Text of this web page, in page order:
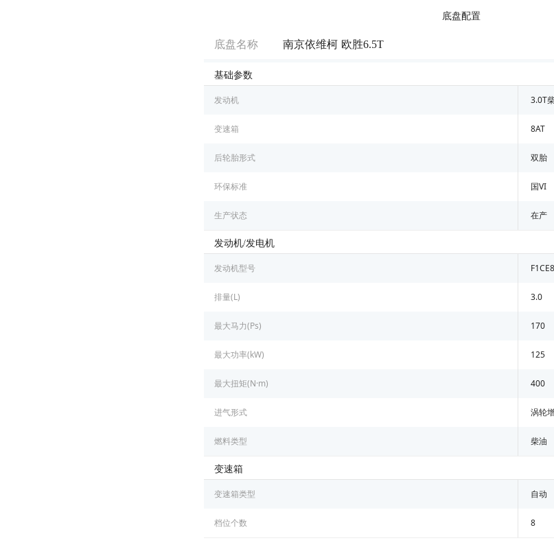
底盘配置
底盘名称 南京依维柯 欧胜6.5T
基础参数
发动机 3.0T
变速箱 8AT
后轮胎形式 双胎
环保标准 国VI
生产状态 在产
发动机/发电机
发动机型号
排量(L) 3.0
最大马力(Ps) 170
最大功率(kW) 125
最大扭矩(N·m) 400
进气形式 涡轮
燃料类型 柴油
变速箱
变速箱类型 自动
档位个数 8